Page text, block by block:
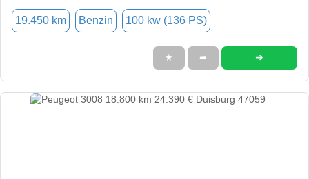
19.450 km Benzin 100 kw (136 PS)
★ ➦ ➜